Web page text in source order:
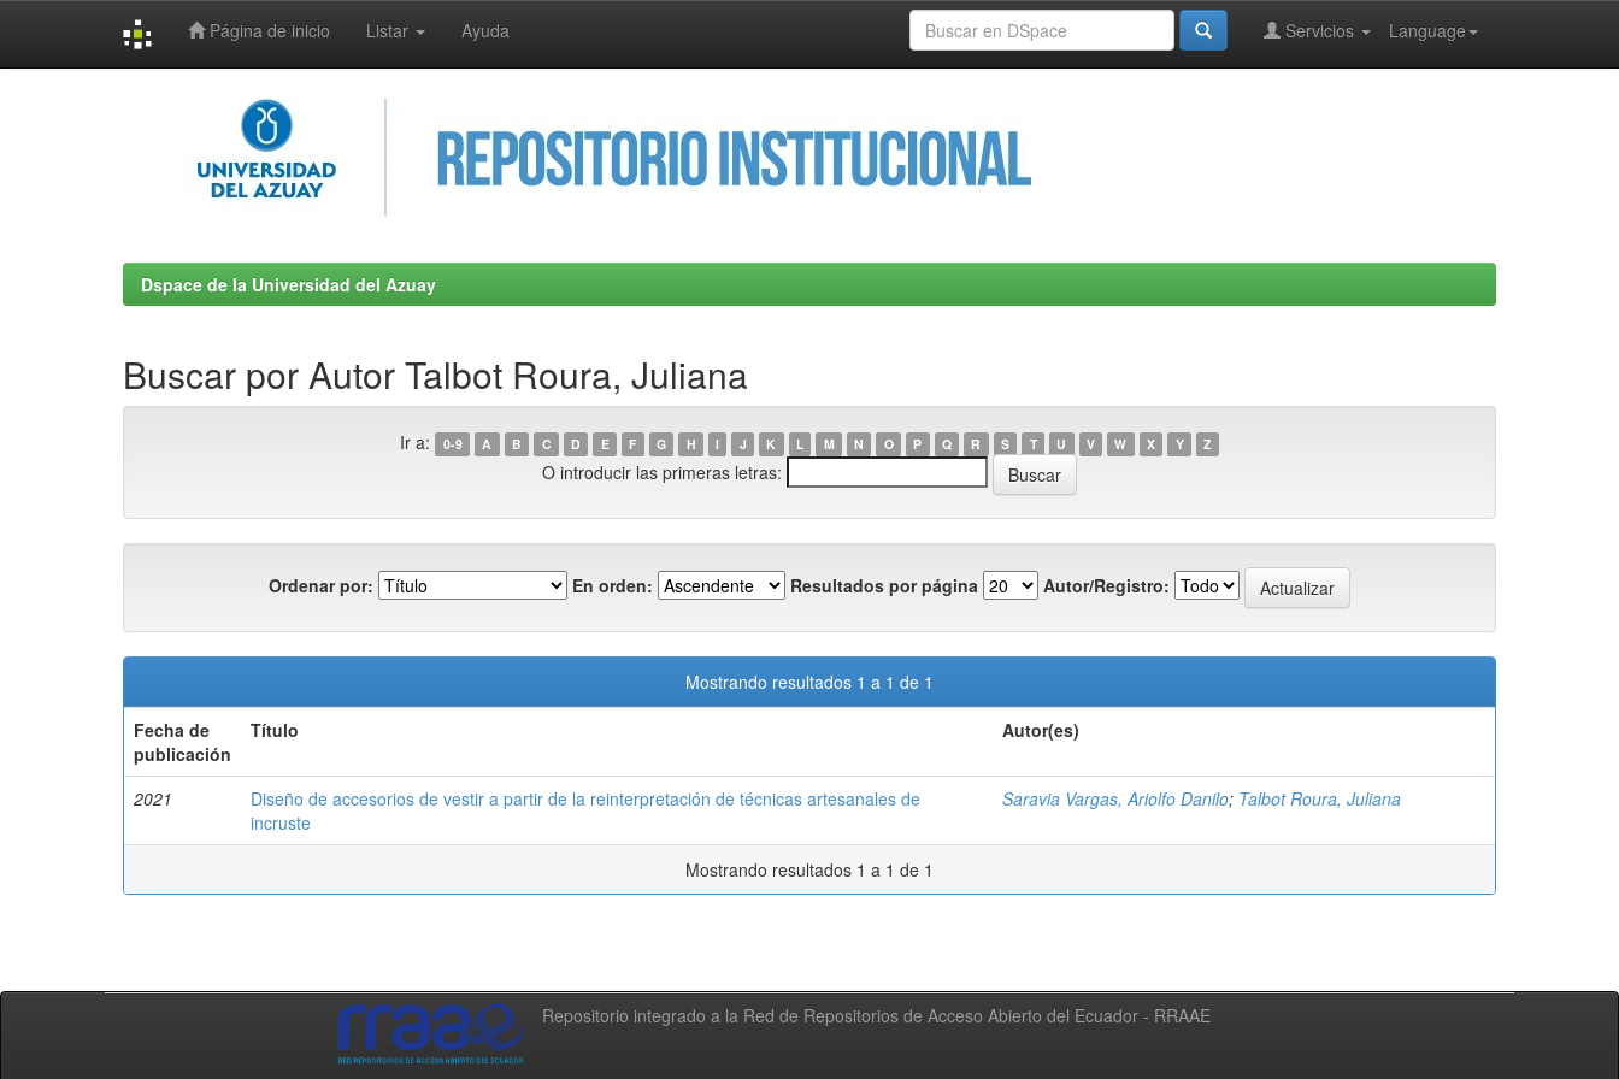
Página de inicio Listar Ayuda Language
Servicios
Dspace de la Universidad del Azuay
Buscar por Autor Talbot Roura, Juliana
Ir a: 0-9 A B C D E F G H I J K L M N O P Q R S T U V W X Y Z
O introducir las primeras letras:
Ordenar por: En orden: Resultados por página Autor/Registro:
Mostrando resultados 1 a 1 de 1
Fecha de
publicación
Título Autor(es)
2021
Diseño de accesorios de vestir a partir de la reinterpretación de técnicas artesanales de
incruste
Saravia Vargas, Ariolfo Danilo; Talbot Roura, Juliana
Mostrando resultados 1 a 1 de 1
Repositorio integrado a la Red de Repositorios de Acceso Abierto del Ecuador - RRAAE